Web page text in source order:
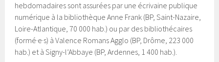
hebdomadaires sont assurées par une écrivaine publique
numérique à la bibliothèque Anne Frank (BP, Saint-Nazaire,
Loire-Atlantique, 70 000 hab.) ou par des bibliothécaires
(formé·e·s) à Valence Romans Agglo (BP, Drôme, 223 000
hab.) et à Signy-l’Abbaye (BP, Ardennes, 1 400 hab.).